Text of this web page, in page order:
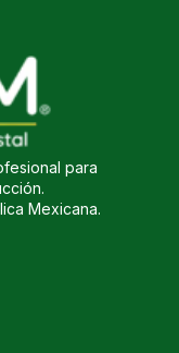
para
Mexicana.